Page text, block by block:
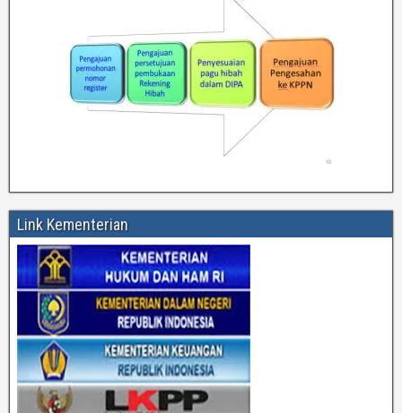
Link Kementerian